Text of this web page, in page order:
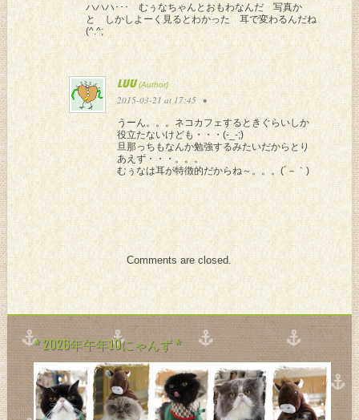
ハハハ･･･ むぅなちゃんとおもわなんだ 写真か
と しかしよーく見るとわかった 耳で変わるんだね
(^.^;
LUU
2015-03-21 at 17:45 •
うーん。。。ネコカフェするときぐらいしか
役立たないけども・・・(-_-;)
旦那っちもなんか勉強するみたいだからとり
あえず・・・。。。
むぅなは耳が特徴的だからね～。。。(´－｀)
Comments are closed.
* 2026年午年10にゃんず *